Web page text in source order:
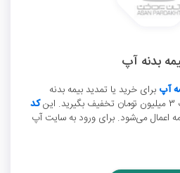
آپ برای خرید یا تمدید بیمه بدنه
کد
اعمال می‌شود. برای ورود به سایت آپ